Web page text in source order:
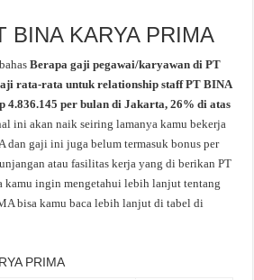
BINA KARYA PRIMA
Berapa gaji pegawai/karyawan di PT
rata-rata untuk relationship staff PT BINA
4.836.145 per bulan di Jakarta, 26% di atas
ini akan naik seiring lamanya kamu bekerja
dan gaji ini juga belum termasuk bonus per
atau fasilitas kerja yang di berikan PT
kamu ingin mengetahui lebih lanjut tentang
bisa kamu baca lebih lanjut di tabel di
PRIMA